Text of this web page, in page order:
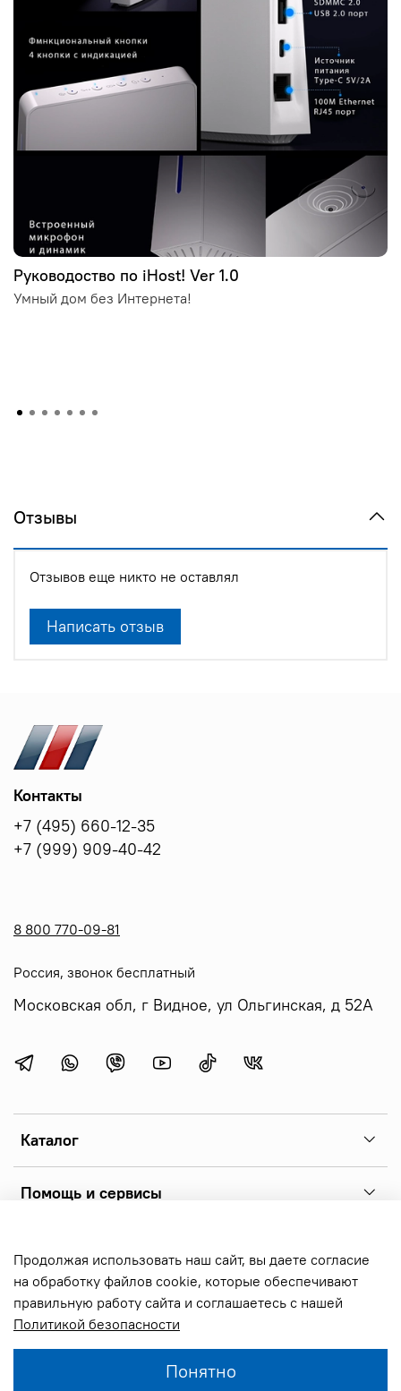
В корзину
Руководоство по iHost! Ver 1.0
Умный дом без Интернета!
Отзывы
Отзывов еще никто не оставлял
Написать отзыв
Каталог
Помощь и сервисы
Контакты
+7 (495) 660-12-35
+7 (999) 909-40-42
8 800 770-09-81
Россия, звонок бесплатный
Московская обл, г Видное, ул Ольгинская, д 52А
Copyright 2026 © sonoff.ru - фирменный интернет-магазин
реле sonoff, выключателей и аксессуаров. Все права
защищены.
Продолжая использовать наш сайт, вы даете согласие
на обработку файлов cookie, которые обеспечивают
правильную работу сайта и соглашаетесь с нашей
Политикой безопасности
Понятно